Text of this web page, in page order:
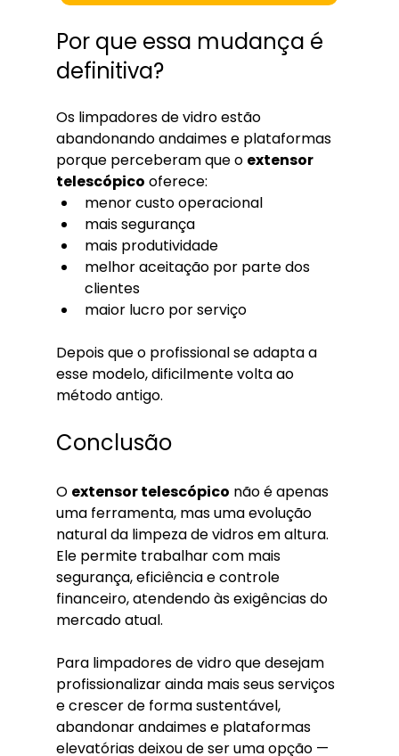
Por que essa mudança é
definitiva?
Os limpadores de vidro estão
abandonando andaimes e plataformas
porque perceberam que o extensor
telescópico oferece:
menor custo operacional
mais segurança
mais produtividade
melhor aceitação por parte dos
clientes
maior lucro por serviço
Depois que o profissional se adapta a
esse modelo, dificilmente volta ao
método antigo.
Conclusão
O extensor telescópico não é apenas
uma ferramenta, mas uma evolução
natural da limpeza de vidros em altura.
Ele permite trabalhar com mais
segurança, eficiência e controle
financeiro, atendendo às exigências do
mercado atual.
Para limpadores de vidro que desejam
profissionalizar ainda mais seus serviços
e crescer de forma sustentável,
abandonar andaimes e plataformas
elevatórias deixou de ser uma opção —